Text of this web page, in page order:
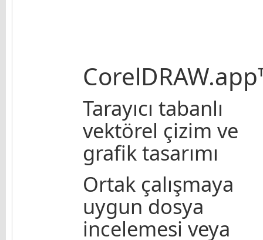
Tarayıcı tabanlı
vektörel çizim ve
grafik tasarımı
Ortak çalışmaya
uygun dosya
incelemesi veya